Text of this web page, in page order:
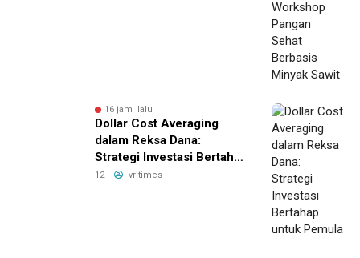
16 jam lalu
Dollar Cost Averaging
dalam Reksa Dana:
Strategi Investasi Bertahap
untuk Pemula
12 vritimes